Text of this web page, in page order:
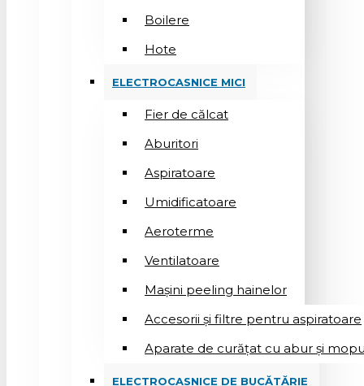
Boilere
Hote
ELECTROCASNICE MICI
Fier de călcat
Aburitori
Aspiratoare
Umidificatoare
Aeroterme
Ventilatoare
Mașini peeling hainelor
Accesorii și filtre pentru aspiratoare
Aparate de curățat cu abur și
ELECTROCASNICE DE BUCĂTĂRIE